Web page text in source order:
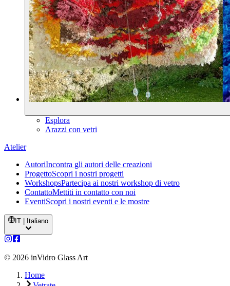
Esplora
Arazzi con vetri
Atelier
AutoriIncontra gli autori delle creazioni
ProgettoScopri i nostri progetti
WorkshopsPartecipa ai nostri workshop di vetro
ContattoMettiti in contatto con noi
EventiScopri i nostri eventi e le mostre
IT | Italiano
© 2026 inVidro Glass Art
Home